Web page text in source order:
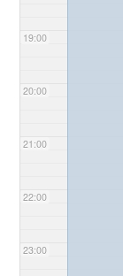
19:00
20:00
21:00
22:00
23:00